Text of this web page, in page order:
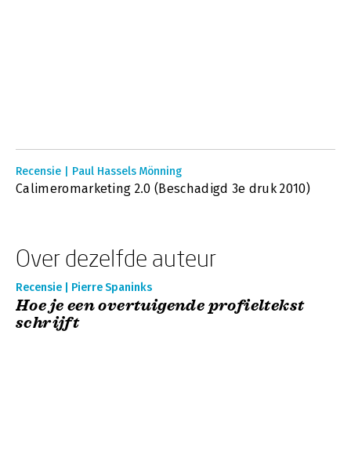
Recensie | Paul Hassels Mönning
Calimeromarketing 2.0 (Beschadigd 3e druk 2010)
Over dezelfde auteur
Recensie | Pierre Spaninks
Hoe je een overtuigende profieltekst
schrijft